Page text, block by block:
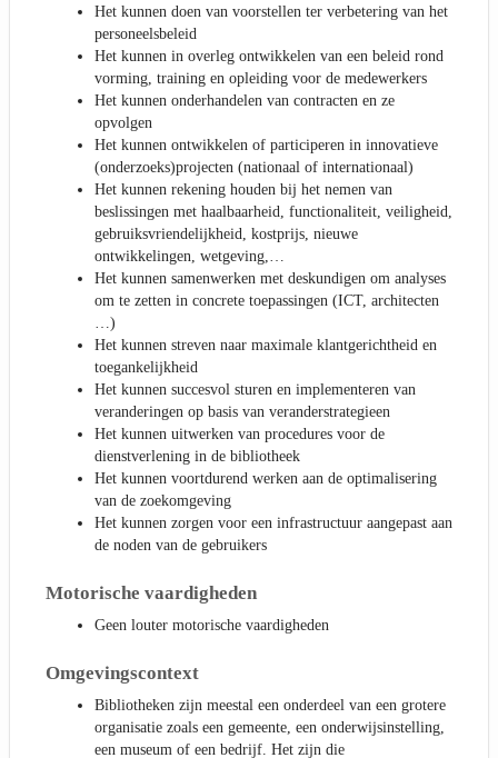
Het kunnen doen van voorstellen ter verbetering van het
personeelsbeleid
Het kunnen in overleg ontwikkelen van een beleid rond
vorming, training en opleiding voor de medewerkers
Het kunnen onderhandelen van contracten en ze
opvolgen
Het kunnen ontwikkelen of participeren in innovatieve
(onderzoeks)projecten (nationaal of internationaal)
Het kunnen rekening houden bij het nemen van
beslissingen met haalbaarheid, functionaliteit, veiligheid,
gebruiksvriendelijkheid, kostprijs, nieuwe
ontwikkelingen, wetgeving,…
Het kunnen samenwerken met deskundigen om analyses
om te zetten in concrete toepassingen (ICT, architecten
…)
Het kunnen streven naar maximale klantgerichtheid en
toegankelijkheid
Het kunnen succesvol sturen en implementeren van
veranderingen op basis van veranderstrategieen
Het kunnen uitwerken van procedures voor de
dienstverlening in de bibliotheek
Het kunnen voortdurend werken aan de optimalisering
van de zoekomgeving
Het kunnen zorgen voor een infrastructuur aangepast aan
de noden van de gebruikers
Motorische vaardigheden
Geen louter motorische vaardigheden
Omgevingscontext
Bibliotheken zijn meestal een onderdeel van een grotere
organisatie zoals een gemeente, een onderwijsinstelling,
een museum of een bedrijf. Het zijn die